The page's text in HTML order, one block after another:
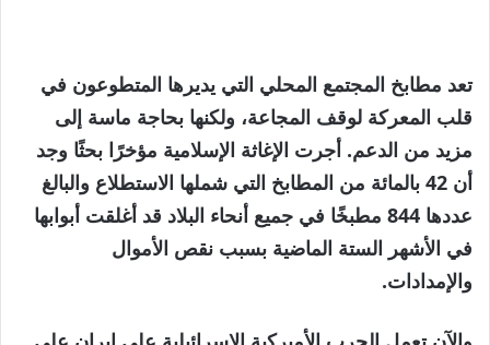
تعد مطابخ المجتمع المحلي التي يديرها المتطوعون في
قلب المعركة لوقف المجاعة، ولكنها بحاجة ماسة إلى
مزيد من الدعم. أجرت الإغاثة الإسلامية مؤخرًا بحثًا وجد
أن 42 بالمائة من المطابخ التي شملها الاستطلاع والبالغ
عددها 844 مطبخًا في جميع أنحاء البلاد قد أغلقت أبوابها
في الأشهر الستة الماضية بسبب نقص الأموال
والإمدادات.